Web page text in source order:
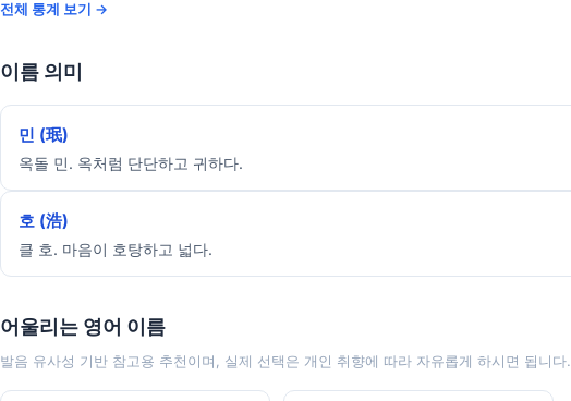
전체 통계 보기 →
이름 의미
민 (珉)
옥돌 민. 옥처럼 단단하고 귀하다.
호 (浩)
클 호. 마음이 호탕하고 넓다.
어울리는 영어 이름
발음 유사성 기반 참고용 추천이며, 실제 선택은 개인 취향에 따라 자유롭게 하시면 됩니다.